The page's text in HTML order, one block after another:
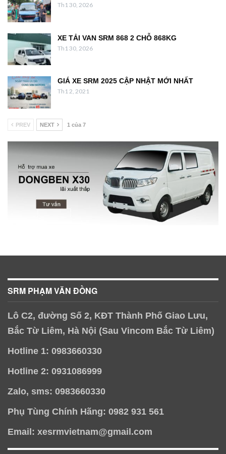
Th1 30, 2026
XE TẢI VAN SRM 868 2 CHỖ 868KG
Th1 30, 2026
GIÁ XE SRM 2025 CẬP NHẬT MỚI NHẤT
Th1 2, 2021
PREV NEXT 1 của 7
SRM PHẠM VĂN ĐỒNG
Lô C2, đường Số 2, KĐT Thành Phố Giao Lưu,
Bắc Từ Liêm, Hà Nội (Sau Vincom Bắc Từ Liêm)
Hotline 1: 0983660330
Hotline 2: 0931086999
Zalo, sms: 0983660330
Phụ Tùng Chính Hãng: 0982 931 561
Email: xesrmvietnam@gmail.com